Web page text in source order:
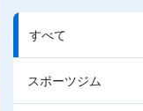
すべて
スポーツジム